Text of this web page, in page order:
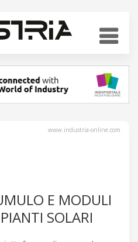
www.industria-online.com
E MODULI
SOLARI